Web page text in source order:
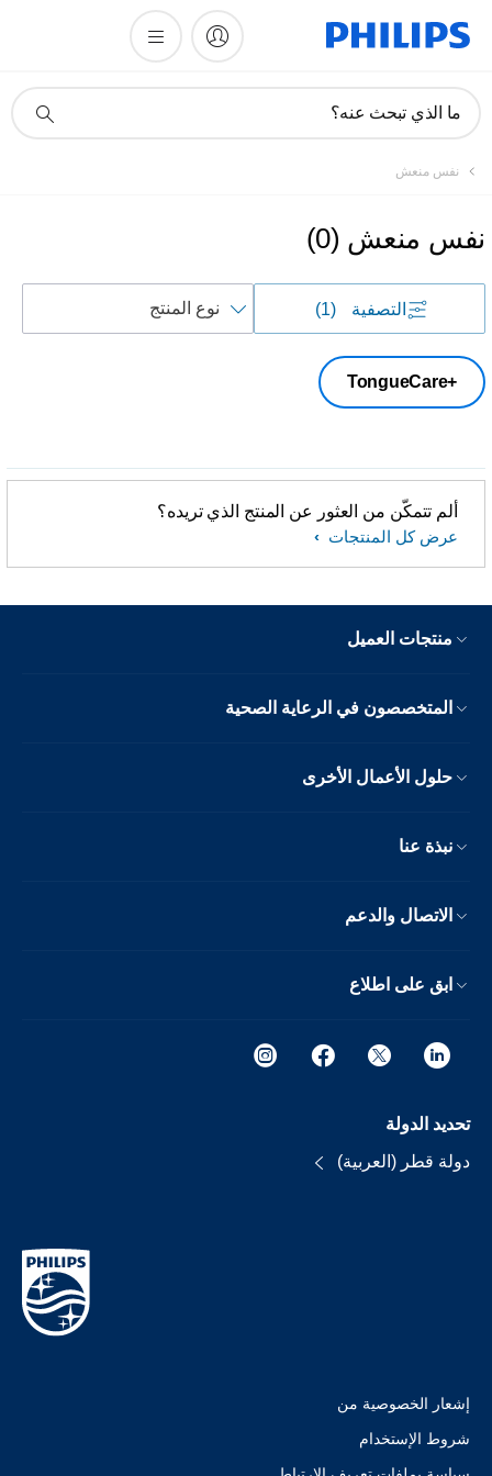
دعم
ما الذي تبحث عنه؟
نفس منعش
نفس منعش (
0
)
التصفية (1)
حسب
TongueCare+‎
ألم تتمكّن من العثور عن المنتج الذي تريده؟
عرض كل المنتجات
منتجات العميل
المتخصصون في الرعاية الصحية
حلول الأعمال الأخرى
نبذة عنا
الاتصال والدعم
ابق على اطلاع
تحديد الدولة
دولة قطر (العربية)
إشعار الخصوصية من
شروط الإستخدام